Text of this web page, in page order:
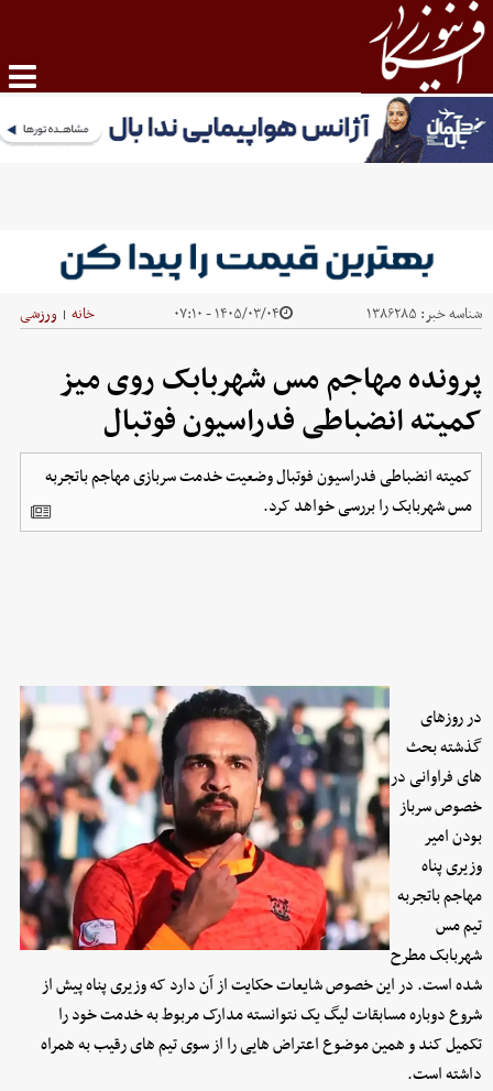
شناسه خبر: ۱۳۸۶۲۸۵ ۱۴۰۵/۰۳/۰۴ - ۰۷:۱۰ خانه | ورزشی
پرونده مهاجم مس شهربابک روی میز
کمیته انضباطی فدراسیون فوتبال
کمیته انضباطی فدراسیون فوتبال وضعیت خدمت سربازی مهاجم باتجربه
مس شهربابک را بررسی خواهد کرد.
در روزهای
گذشته بحث
های فراوانی در
خصوص سرباز
بودن امیر
وزیری پناه
مهاجم باتجربه
تیم مس
شهربابک مطرح
شده است. در این خصوص شایعات حکایت از آن دارد که وزیری پناه پیش از
شروع دوباره مسابقات لیگ یک نتوانسته مدارک مربوط به خدمت خود را
تکمیل کند و همین موضوع اعتراض هایی را از سوی تیم های رقیب به همراه
داشته است.